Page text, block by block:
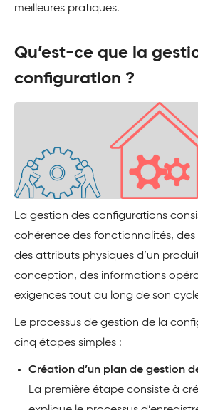
meilleures pratiques.
Qu’est-ce que la
configuration ?
La gestion des configurations
cohérence des fonctionnalités,
des attributs physiques d’un
conception, des informations
exigences tout au long de son
Le processus de gestion de la
cinq étapes simples :
Création d’un plan de gestion
La première étape consiste à